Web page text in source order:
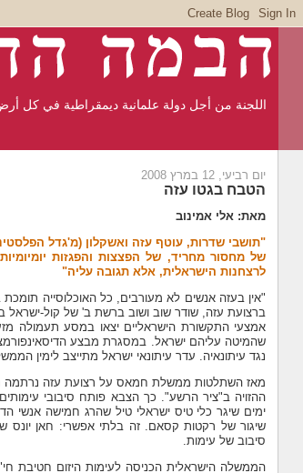
اللجنة من أجل دولة علمانية ديمقراطية في كل
יום רביעי, 12 במרץ 2008
הטבח בגטו עזה
מאת: אלי אמינוב
"תושבי שדרות, עוטף עזה ואשקלון (מ'גדל
של מחסור מחריד, של הפצצות והפגזות
לרצחנות הישראלית, אלא תגובה עליה"
"אין בעזה אנשים לא מעורבים, כל האוכלוסייה
אמצעי התקשורת הישראליים יצאו במסע תעמולה
שהמיטה עליהם ישראל. במסגרת מבצע
נגד עיתונאיה. עדר עיתונאי ישראל מתייצב לימין
מאז השתלטות ממשלת חמאס על רצועת עזה נרתמה
ימים שיגר כלי טיס ישראלי טיל שהרג חמישה אנשי
שיגור של רקטות קסאם. זה בלתי אפשרי: חאן יונס
סיבוב של עימות.